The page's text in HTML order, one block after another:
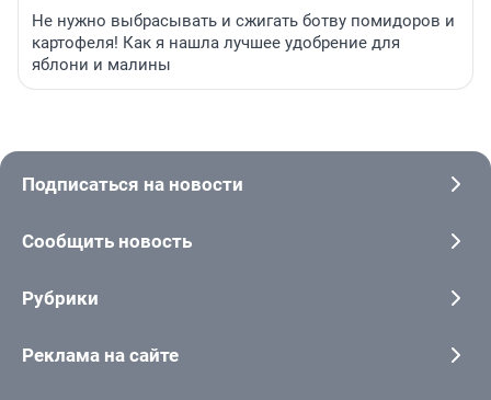
Не нужно выбрасывать и сжигать ботву помидоров и
картофеля! Как я нашла лучшее удобрение для
яблони и малины
Подписаться на новости
Сообщить новость
Рубрики
Реклама на сайте